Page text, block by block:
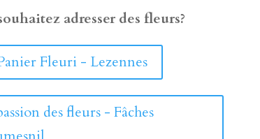
adresser des fleurs?
Fleuri - Lezennes
des fleurs - Fâches